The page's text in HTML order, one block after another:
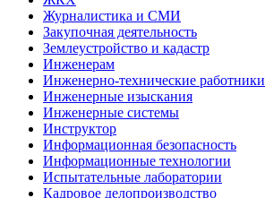
Журналистика и СМИ
Закупочная деятельность
Землеустройство и кадастр
Инженерам
Инженерно-технические работники
Инженерные изыскания
Инженерные системы
Инструктор
Информационная безопасность
Информационные технологии
Испытательные лаборатории
Кадровое делопроизводство